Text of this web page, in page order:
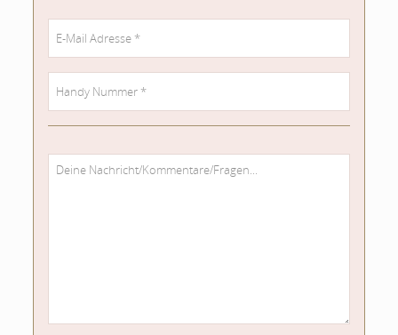
E-
Adresse
*Telefonnummer
Deine